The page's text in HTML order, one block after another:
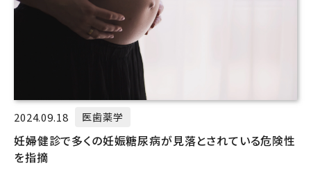
2024.09.18 医歯薬学
妊婦健診で多くの妊娠糖尿病が見落とされている危険性
を指摘